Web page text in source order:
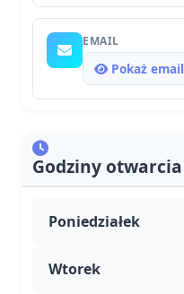
EMAIL
Pokaż email
Godziny otwarcia
Poniedziałek
Wtorek